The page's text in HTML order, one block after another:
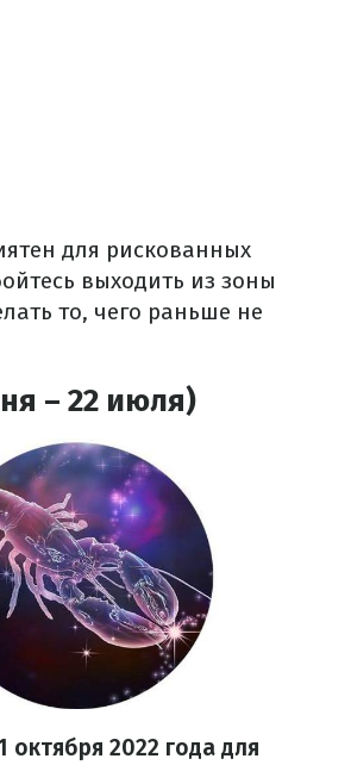
для рискованных
выходить из зоны
то, чего раньше не
– 22 июля)
октября 2022 года для